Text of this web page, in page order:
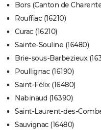
Bors (Canton de
Rouffiac (16210)
Curac (16210)
Sainte-Souline (16480)
Brie-sous-Barbezieux
Poullignac (16190)
Saint-Félix (16480)
Nabinaud (16390)
Saint-Laurent-des-
Sauvignac (16480)